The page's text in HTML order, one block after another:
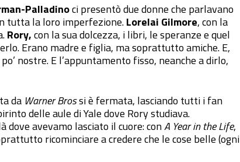
Palladinoci presentò due donne che parlavano
tutta la loro imperfezione.Lorelai Gilmore, con la
Rory,con la sua dolcezza, i libri, le speranze e quel
Erano madre e figlia, ma soprattutto amiche. E,
nostre. E l’appuntamento fisso, neanche a dirlo,
da Warner Brossi è fermata, lasciando tutti i fan
delle aule di Yale dove Rory studiava.
dove avevamo lasciato il cuore: conA Year in the Life,
ricominciare a credere che le cose belle (ogni